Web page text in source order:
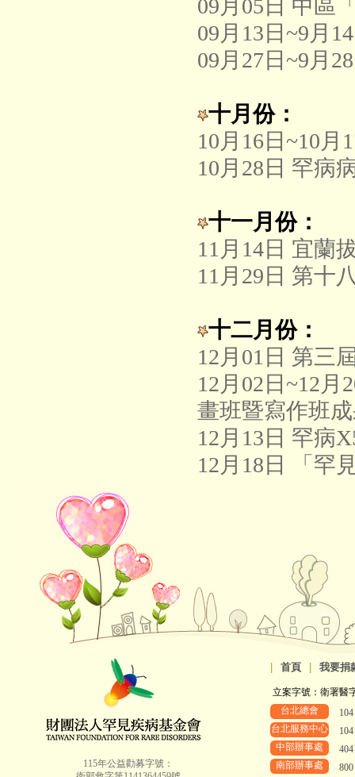
09月05日 中區
09月13日~9月
09月27日~9月
十月份：
10月16日~10
10月28日 罕病
十一月份：
11月14日 宜蘭
11月29日 第十
十二月份：
12月01日 第三
12月02日~12
畫班暨寫作班
12月13日 罕病
12月18日 「罕
115年公益勸募字號：
首頁 我要捐
立案字號：衛署醫
台北總會
台北服務中心
中部辦事處
南部辦事處